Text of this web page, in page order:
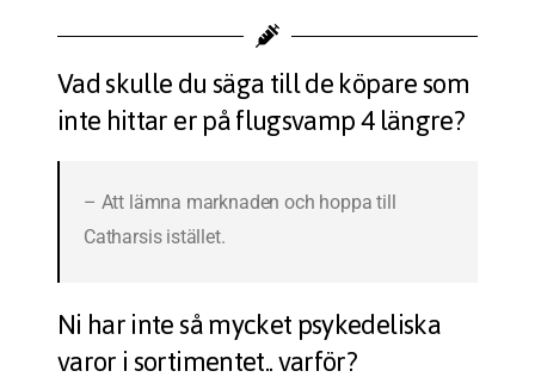
Vad skulle du säga till de köpare som
inte hittar er på flugsvamp 4 längre?
– Att lämna marknaden och hoppa till
Catharsis istället.
Ni har inte så mycket psykedeliska
varor i sortimentet.. varför?